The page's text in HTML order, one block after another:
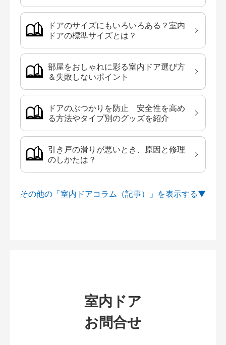
ドアのサイズにもいろいろある？室内
ドアの標準サイズとは？
部屋をおしゃれに彩る室内ドア選び方
＆失敗しないポイント
ドアのぶつかりを防止 安全性を高め
る方法やタイプ別のグッズを紹介
引き戸の滑りが悪いとき、原因と修理
のしかたは？
その他の「室内ドアコラム（記事）」を
室内ドア
お問合せ